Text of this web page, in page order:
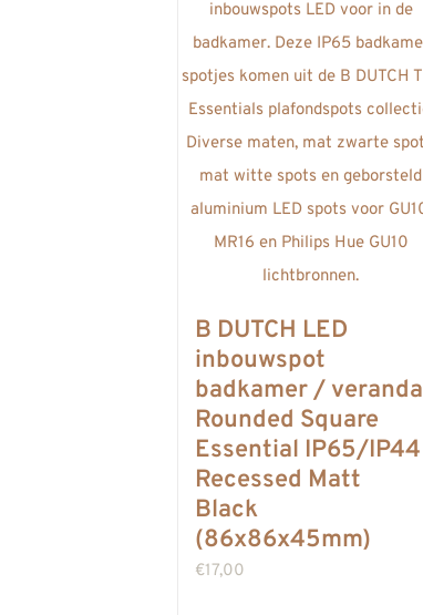
B DUTCH LED
inbouwspot
badkamer / veranda
Rounded Square
Essential IP65/IP44
Recessed Matt
Black
(86x86x45mm)
€17,00